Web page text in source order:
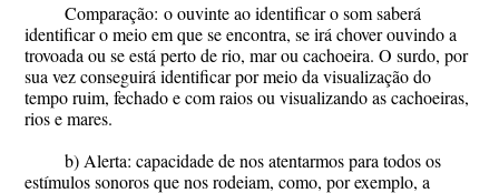
Comparação: o ouvinte ao identificar o som saberá
identificar o meio em que se encontra, se irá chover ouvindo a
trovoada ou se está perto de rio, mar ou cachoeira. O surdo, por
sua vez conseguirá identificar por meio da visualização do
tempo ruim, fechado e com raios ou visualizando as cachoeiras,
rios e mares.
b) Alerta: capacidade de nos atentarmos para todos os
estímulos sonoros que nos rodeiam, como, por exemplo, a